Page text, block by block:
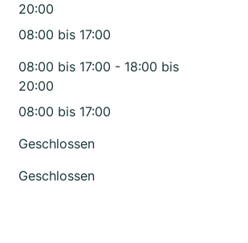
20:00
08:00 bis 17:00
08:00 bis 17:00 - 18:00 bis
20:00
08:00 bis 17:00
Geschlossen
Geschlossen